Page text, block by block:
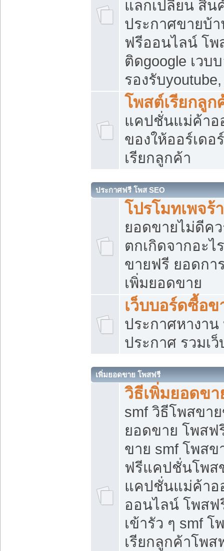
แลกเปลี่ยน สิน
ประกาศขายบ้
ฟรีออนไลน์ โพ
ติดgoogle เวบ
รองรับ
โพสต์เรียกลูก
แคปชั่นแม่ค้าอ
ของให้ออร์เดอ
เรียกลูกค้า
ประกาศฟรี โพส SEO
โปรโมทเพจร้
ยอดขายไม่ดีค
ตกเกิดจากอะไ
ขายฟรี ยอดกา
เพิ่มยอดขาย
เว็บบอร์ดซื้อข
ประกาศหางาน
ประกาศ รวมเ
เพิ่มยอดขาย โพสฟรี
วิธีเพิ่มยอดข
smf วิธีโพสขา
ยอดขาย โพสฟ
ขาย smf โพส
ฟรีแคปชั่นโพส
แคปชั่นแม่ค้า
ออนไลน์ โพสฟ
เข้ารัว ๆ smf
เรียกลูกค้าโพส